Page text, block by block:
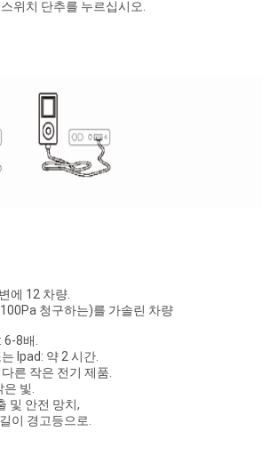
위치 단추를 누르십시오.
에 12 차량.
청구하는)를 가솔린 차량
6-8배.
lpad: 약 2 시간.
른 작은 전기 제품.
은 빛.
및 안전 망치,
이 경고등으로.